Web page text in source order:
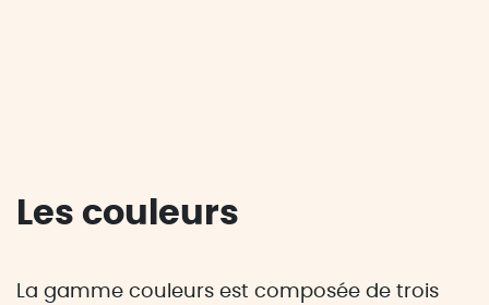
Les couleurs
La gamme couleurs est composée de trois